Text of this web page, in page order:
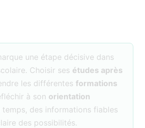
une étape décisive dans
Choisir ses études après
les différentes formations
à son orientation
temps, des informations fiables
des possibilités.